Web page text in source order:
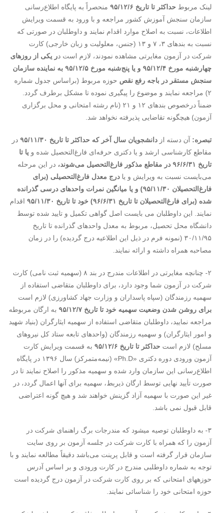
لینک مربوط حداکثر تا تاریخ ۹۵/۱۲/۶
منحصراً به پایگاه اطلاع‌رسانی
سازمان سنجش آموزش کشور مراجعه و با ورود به قسمت ویرایش
اطلاعات، نسبت به اصلاح موارد اقدام نمایند و داوطلبان در صورتی که
نسبت به بندهای ۳، ۷ و ۱۳ (جنس، معلولیت و زبان خارجی) کارت
شرکت در آزمون مغایرتی مشاهده نمودند، لازم است در یکی از روزهای
چهارشنبه مورخ ۹۵/۱۲/۴ و یا پنج‌شنبه مورخ ۹۵/۱۲/۵
به نماینده سازمان
سنجش مستقر در باجه رفع نقص حوزه مربوط (براساس جدول شماره
۲) مراجعه نمایند و موضوع را پیگیری نموده تا مشکل برطرف گردد.
ضمناً درخصوص بندهای ۱۲ و ۲۱ (نام رشته امتحانی و محل برگزاری
آزمون) هیچگونه تقاضایی پذیرفته نخواهد شد.
تبصره: آن دسته از دانشجویان سال آخر که حداکثر تا تاریخ ۹۵/۱۱/۳۰
در
مقاطع کارشناسی ارشد و یا دکتری حرفه‌ای فارغ‌التحصیل شده و یا تا
تاریخ ۹۶/۶/۳۱ در مقاطع مذکور فارغ‌التحصیل می‌شوند،
در این مرحله
می‌بایست نسبت به ویرایش و یا درج معدل فارغ‌التحصیلی (برای
فارغ‌التحصیلان ۹۵/۱۱/۳۰) و یا میانگین نمرات واحدهای درسی گذرانده
شده (برای فارغ‌التحصیلان تا تاریخ ۹۶/۶/۳۱) خود تا تاریخ ۹۵/۱۱/۳۰
اقدام
نمایند. این داوطلبان می بایست اصل گواهی تکمیل و تایید شده توسط
دانشگاه محل تحصیل، مربوط به معدل واحدهای گذرانده تا تاریخ
۳۰/۱۱/۹۵ (نمونه فرم در ذیل این اطلاعیه درج گردیده) را در زمان
مصاحبه همراه داشته و ارائه نمایند.
۲- چنانچه مغایرتی در اطلاعات مندرج در بند ۸ (سهمیه ثبت نامی) کارت
شرکت در آزمون شما وجود دارد، برای داوطلبان متقاضی استفاده از
سهمیه رزمندگان (سپاه پاسداران و وزارت جهاد کشاورزی) لازم است
برای روشن شدن وضعیت سهمیه خود تا تاریخ ۹۵/۱۲/۷
به ارگان مربوطه
مراجعه نمایید، داوطلبان متقاضی استفاده از سهمیه ایثارگران (بنیاد شهید
و امور ایثارگران) و سهمیه رزمندگان (واحدهای تابعه ستاد کل نیروهای
مسلح) لازم است حداکثر تا تاریخ ۹۵/۱۲/۶
به قسمت ویرایش کارت
آزمون ورودی دوره دکتری «Ph.D» (نیمه‌متمرکز) سال ۱۳۹۶ در پایگاه
اطلاع‌رسانی این سازمان وارد شده و سهمیه مذکور را اصلاح نمایند تا در
صورت تأیید نهایی توسط ارگان ذیربط، سهمیه برای آنها اعمال گردد، در
غیر این صورت با سهمیه آزاد گزینش خواهند شد و هیچ گونه اعتراضی
قابل قبول نمی باشد.
۳- به داوطلبان توصیه می‏شود که مندرجات برگ راهنمای شرکت در
آزمون را که همراه با کارت شرکت در جلسه آزمون بر روی سایت
سازمان قرار گرفته است و قابل پرینت می‌باشد دقیقاً مطالعه نمایند و با
توجه به شماره داوطلبی مندرج در کارت ورودی و بر اساس آدرس
حوزه‏های امتحانی که بر روی کارت شرکت در آزمون درج گردیده است
حوزه امتحانی خود را شناسائی نمایند.